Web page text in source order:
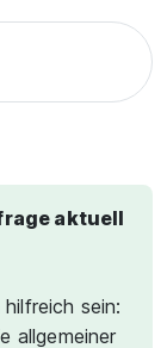
aktuell
sein:
allgemeiner